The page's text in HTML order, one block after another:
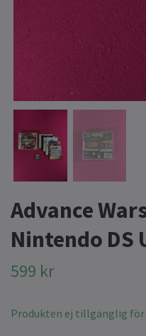
Advance
Nintendo DS
599 kr
Produkten ej tillgänglig